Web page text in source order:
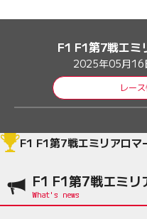
F1 F1第7戦エミ
2025年05月16
レー
F1 F1第7戦エミリアロマ
F1 F1第7戦エミリ